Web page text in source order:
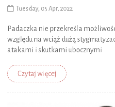
Tuesday, 05 Apr, 2022
Padaczka nie przekreśla
względu na wciąż dużą
atakami i skutkami ubocznymi
Czytaj więcej